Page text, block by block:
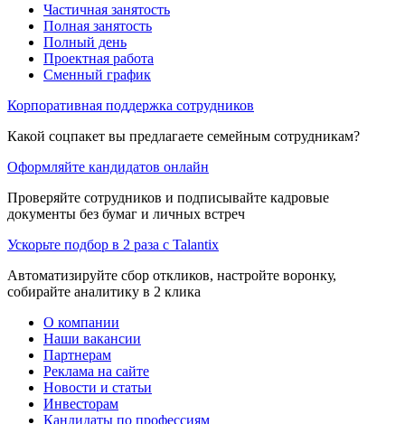
Частичная занятость
Полная занятость
Полный день
Проектная работа
Сменный график
Корпоративная поддержка сотрудников
Какой соцпакет вы предлагаете семейным сотрудникам?
Оформляйте кандидатов онлайн
Проверяйте сотрудников и подписывайте кадровые
документы без бумаг и личных встреч
Ускорьте подбор в 2 раза с Talantix
Автоматизируйте сбор откликов, настройте воронку,
собирайте аналитику в 2 клика
О компании
Наши вакансии
Партнерам
Реклама на сайте
Новости и статьи
Инвесторам
Кандидаты по профессиям